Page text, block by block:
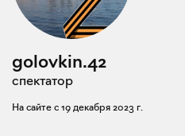
golovkin.42
спектатор
На сайте с 19 декабря 2023 г.